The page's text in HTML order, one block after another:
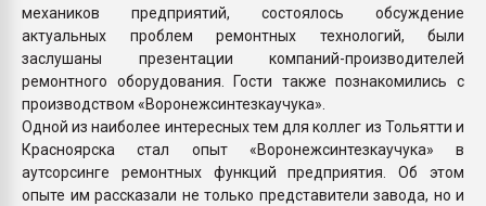
механиков предприятий, состоялось обсуждение
актуальных проблем ремонтных технологий, были
заслушаны презентации компаний-производителей
ремонтного оборудования. Гости также познакомились с
производством «Воронежсинтезкаучука».
Одной из наиболее интересных тем для коллег из Тольятти и
Красноярска стал опыт «Воронежсинтезкаучука» в
аутсорсинге ремонтных функций предприятия. Об этом
опыте им рассказали не только представители завода, но и